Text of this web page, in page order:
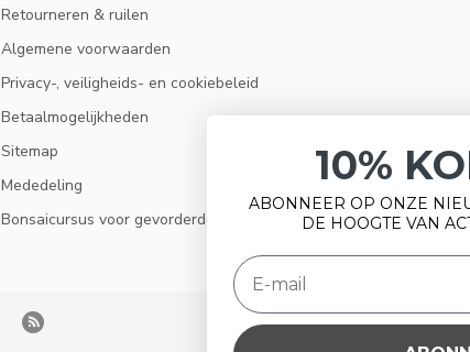
Retourneren & ruilen
Algemene voorwaarden
Privacy-, veiligheids- en cookiebeleid
Betaalmogelijkheden
Sitemap
Mededeling
Bonsaicursus voor gevorderden
10%
ABONNEER OP ONZE
DE HOOGTE VAN